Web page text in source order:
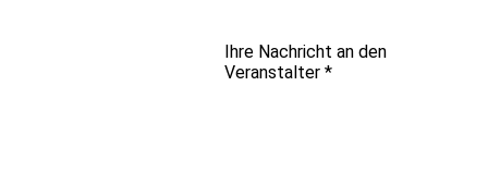
Ihre Nachricht an den
Veranstalter *